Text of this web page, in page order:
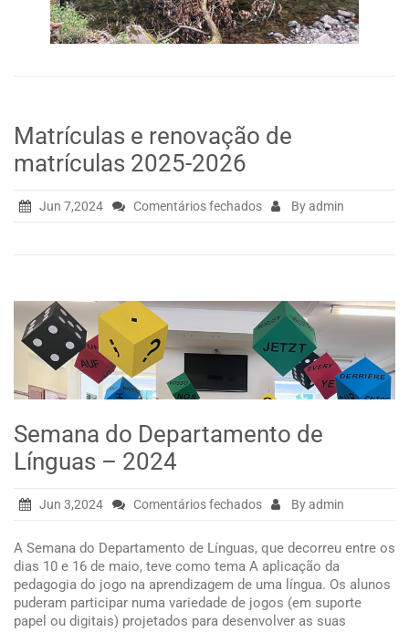
Matrículas e renovação de
matrículas 2025-2026
Jun 7,2024 Comentários fechadosem
2025-
2026
By admin
Semana do Departamento de
Línguas – 2024
Jun 3,2024 Comentários fechadosem
Departamento
de
Línguas
–
By admin
A Semana do Departamento de Línguas, que decorreu entre os
dias 10 e 16 de maio, teve como tema A aplicação da
pedagogia do jogo na aprendizagem de uma língua. Os alunos
puderam participar numa variedade de jogos (em suporte
papel ou digitais) projetados para desenvolver as suas